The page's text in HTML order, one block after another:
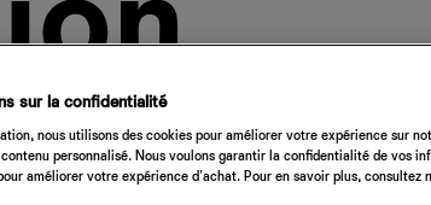
548 €
sur la confidentialité
nous utilisons des cookies pour améliorer votre expérience sur
personnalisé. Nous voulons garantir la confidentialité de vos
améliorer votre expérience d'achat. Pour en savoir plus, consultez